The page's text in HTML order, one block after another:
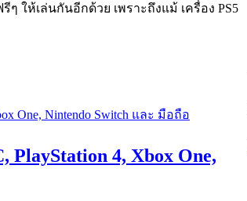
ๆ ให้เล่นกันอีกด้วย เพราะถึงแม้ เครื่อง PS5
4, Xbox One,